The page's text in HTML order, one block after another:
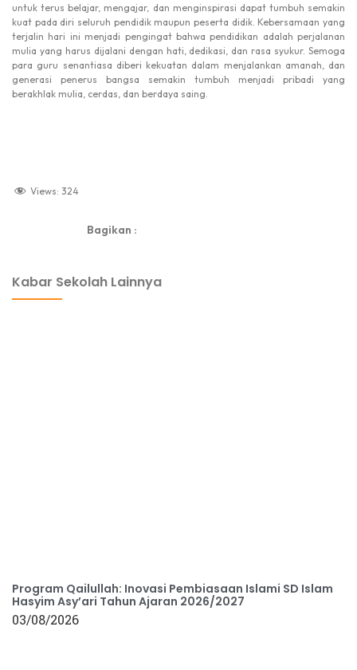
untuk terus belajar, mengajar, dan menginspirasi dapat tumbuh semakin
kuat pada diri seluruh pendidik maupun peserta didik. Kebersamaan yang
terjalin hari ini menjadi pengingat bahwa pendidikan adalah perjalanan
mulia yang harus dijalani dengan hati, dedikasi, dan rasa syukur. Semoga
para guru senantiasa diberi kekuatan dalam menjalankan amanah, dan
generasi penerus bangsa semakin tumbuh menjadi pribadi yang
berakhlak mulia, cerdas, dan berdaya saing.
Views: 324
Bagikan :
Kabar Sekolah Lainnya
Program Qailullah: Inovasi Pembiasaan Islami SD Islam
Hasyim Asy’ari Tahun Ajaran 2026/2027
03/08/2026